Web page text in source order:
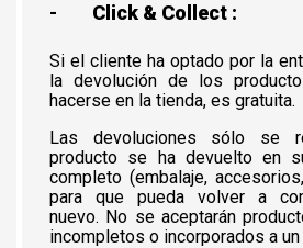
- Click & Collect :
Si el cliente ha optado por la
la devolución de los
hacerse en la tienda, es gratuita.
Las devoluciones sólo se
producto se ha devuelto en
completo (embalaje,
para que pueda volver a
nuevo. No se aceptarán
incompletos o incorporados a